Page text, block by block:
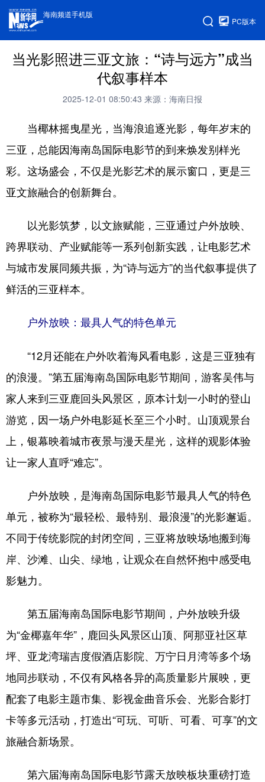
海南频道手机版
PC版本
当光影照进三亚文旅：“诗与远方”成当
代叙事样本
2025-12-01 08:50:43 来源：海南日报
当椰林摇曳星光，当海浪追逐光影，每年岁末的
三亚，总能因海南岛国际电影节的到来焕发别样光
彩。这场盛会，不仅是光影艺术的展示窗口，更是三
亚文旅融合的创新舞台。
以光影筑梦，以文旅赋能，三亚通过户外放映、
跨界联动、产业赋能等一系列创新实践，让电影艺术
与城市发展同频共振，为“诗与远方”的当代叙事提供了
鲜活的三亚样本。
户外放映：最具人气的特色单元
“12月还能在户外吹着海风看电影，这是三亚独有
的浪漫。”第五届海南岛国际电影节期间，游客吴伟与
家人来到三亚鹿回头风景区，原本计划一小时的登山
游览，因一场户外电影延长至三个小时。山顶观景台
上，银幕映着城市夜景与漫天星光，这样的观影体验
让一家人直呼“难忘”。
户外放映，是海南岛国际电影节最具人气的特色
单元，被称为“最轻松、最特别、最浪漫”的光影邂逅。
不同于传统影院的封闭空间，三亚将放映场地搬到海
岸、沙滩、山尖、绿地，让观众在自然怀抱中感受电
影魅力。
第五届海南岛国际电影节期间，户外放映升级
为“金椰嘉年华”，鹿回头风景区山顶、阿那亚社区草
坪、亚龙湾瑞吉度假酒店影院、万宁日月湾等多个场
地同步联动，不仅有风格各异的高质量影片展映，更
配套了电影主题市集、影视金曲音乐会、光影合影打
卡等多元活动，打造出“可玩、可听、可看、可享”的文
旅融合新场景。
第六届海南岛国际电影节露天放映板块重磅打造